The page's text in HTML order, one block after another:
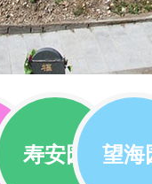
寿安园 望海